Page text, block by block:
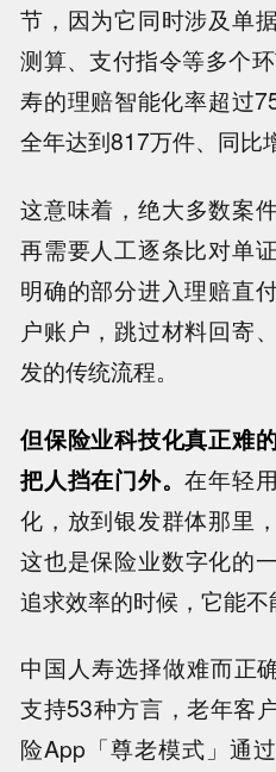
节，因为它同时涉及单
测算、支付指令等多个
寿的理赔智能化率超过
全年达到817万件、同比
这意味着，绝大多数案
再需要人工逐条比对单
明确的部分进入理赔直
户账户，跳过材料回寄
发的传统流程。
但保险业科技化真正难
把人挡在门外。在年轻
化，放到银发群体那里
这也是保险业数字化
追求效率的时候，它能不
中国人寿选择做难而正
支持53种方言，老年客
险App「尊老模式」通